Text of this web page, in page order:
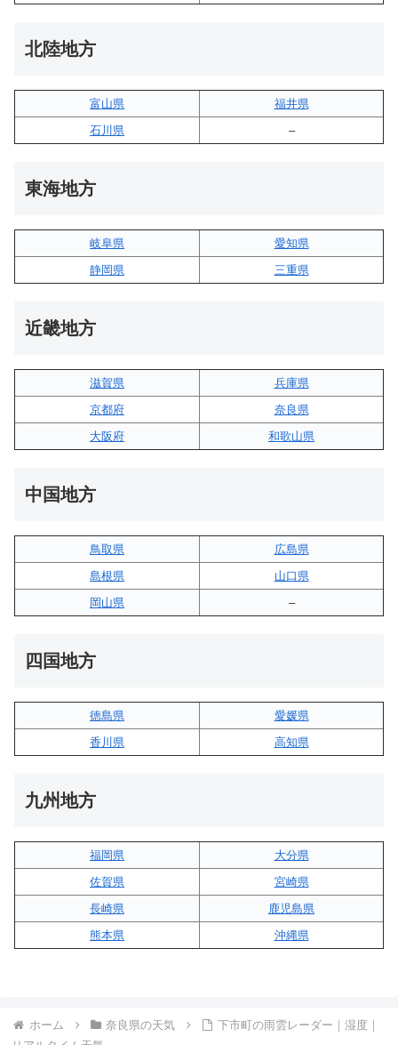
北陸地方
富山県
福井県
石川県
–
東海地方
岐阜県
愛知県
静岡県
三重県
近畿地方
滋賀県
兵庫県
京都府
奈良県
大阪府
和歌山県
中国地方
鳥取県
広島県
島根県
山口県
岡山県
–
四国地方
徳島県
愛媛県
香川県
高知県
九州地方
福岡県
大分県
佐賀県
宮崎県
長崎県
鹿児島県
熊本県
沖縄県
ホーム 奈良県の天気
下市町の雨雲レーダー｜湿度｜